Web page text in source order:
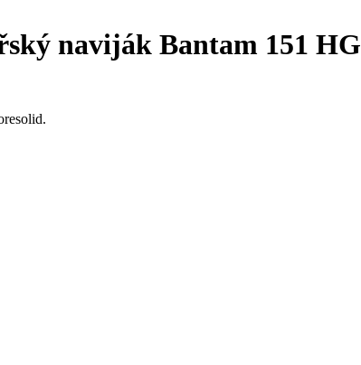
naviják Bantam 151 HG